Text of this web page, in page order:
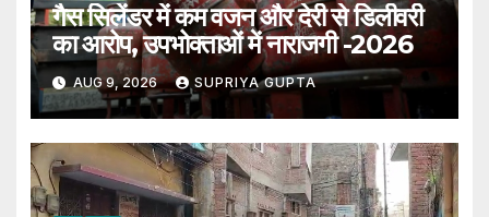
गैस सिलेंडर में कम वजन और देरी से डिलीवरी
का आरोप, उपभोक्ताओं में नाराजगी -2026
AUG 9, 2026 SUPRIYA GUPTA